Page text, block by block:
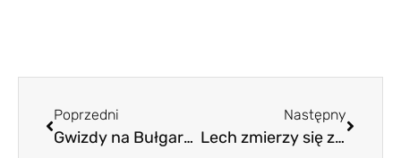
Poprzedni
Gwizdy na Bułgarskiej. 40 tysięcy zawiedzionych
Następny
Lech zmierzy się z Ruchem, ale najbardziej boi się samego siebie